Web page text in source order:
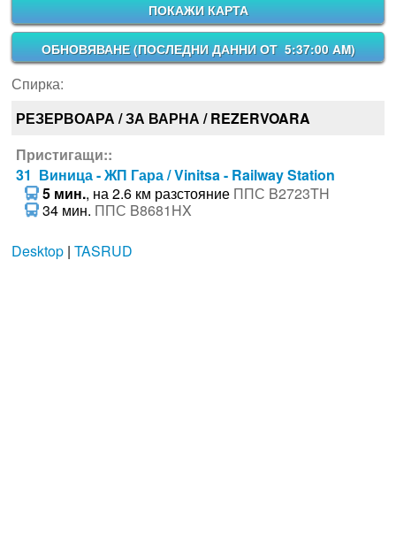
ПОКАЖИ КАРТА
ОБНОВЯВАНЕ (ПОСЛЕДНИ ДАННИ ОТ 5:37:00 AM)
Спирка:
РЕЗЕРВОАРА / ЗА ВАРНА / REZERVOARA
Пристигащи::
31 Виница - ЖП Гара / Vinitsa - Railway Station
5 мин., на 2.6 км разстояние ППС B2723TH
34 мин. ППС B8681HX
Desktop| TASRUD